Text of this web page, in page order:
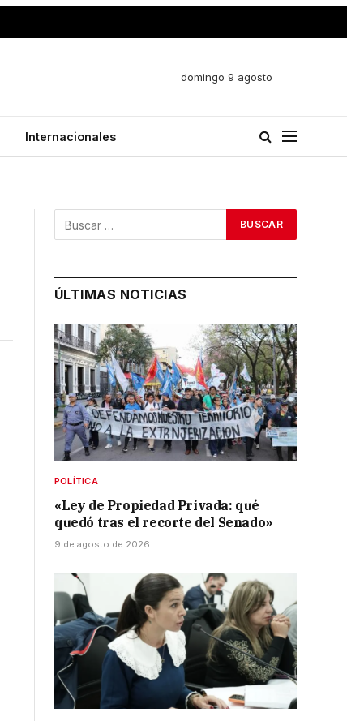
domingo 9 agosto
Internacionales
ÚLTIMAS NOTICIAS
POLÍTICA
«Ley de Propiedad Privada: qué
quedó tras el recorte del Senado»
9 de agosto de 2026